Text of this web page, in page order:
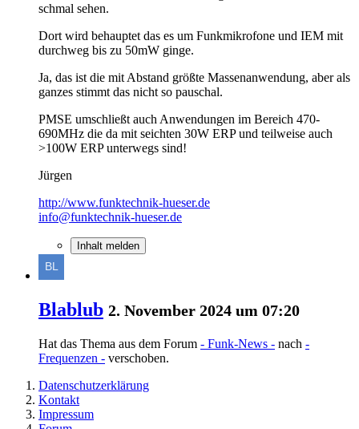
schmal sehen.
Dort wird behauptet das es um Funkmikrofone und IEM mit
durchweg bis zu 50mW ginge.
Ja, das ist die mit Abstand größte Massenanwendung, aber als
ganzes stimmt das nicht so pauschal.
PMSE umschließt auch Anwendungen im Bereich 470-
690MHz die da mit seichten 30W ERP und teilweise auch
>100W ERP unterwegs sind!
Jürgen
http://www.funktechnik-hueser.de
info@funktechnik-hueser.de
Inhalt melden
Blablub 2. November 2024 um 07:20
Hat das Thema aus dem Forum - Funk-News - nach -
Frequenzen - verschoben.
Datenschutzerklärung
Kontakt
Impressum